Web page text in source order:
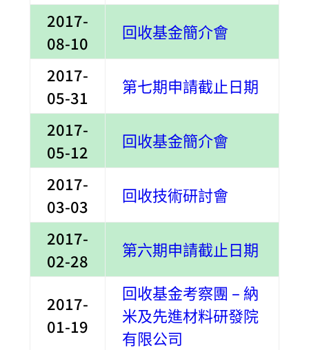
2017-
08-10
回收基金簡介會
2017-
05-31
第七期申請截止日期
2017-
05-12
回收基金簡介會
2017-
03-03
回收技術研討會
2017-
02-28
第六期申請截止日期
2017-
01-19
回收基金考察團 – 納
米及先進材料研發院
有限公司